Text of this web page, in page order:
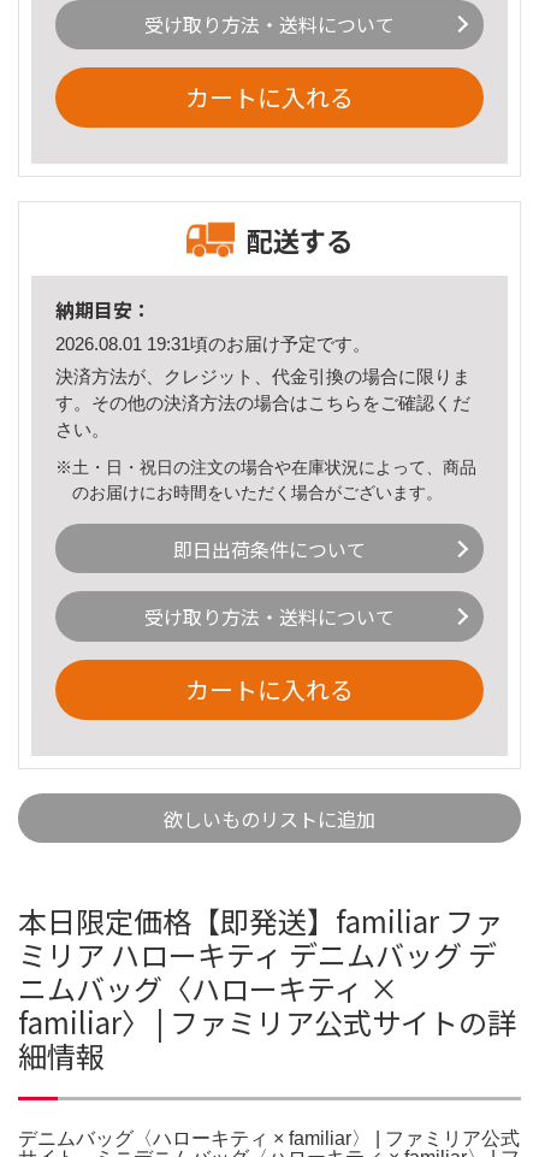
受け取り方法・送料について
カートに入れる
配送する
納期目安：
2026.08.01 19:31頃のお届け予定です。
決済方法が、クレジット、代金引換の場合に限りま
す。その他の決済方法の場合はこちら をご確認くだ
さい。
※土・日・祝日の注文の場合や在庫状況によって、商品
のお届けにお時間をいただく場合がございます。
即日出荷条件について
受け取り方法・送料について
カートに入れる
欲しいものリストに追加
本日限定価格【即発送】familiar ファ
ミリア ハローキティ デニムバッグ デ
ニムバッグ〈ハローキティ ×
familiar〉 | ファミリア公式サイトの詳
細情報
デニムバッグ〈ハローキティ × familiar〉 | ファミリア公式